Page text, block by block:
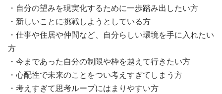
・自分の望みを現実化するために一歩踏み出したい方
・新しいことに挑戦しようとしている方
・仕事や住居や仲間など、自分らしい環境を手に入れたい
方
・今まであった自分の制限や枠を越えて行きたい方
・心配性で未来のことをつい考えすぎてしまう方
・考えすぎて思考ループにはまりやすい方